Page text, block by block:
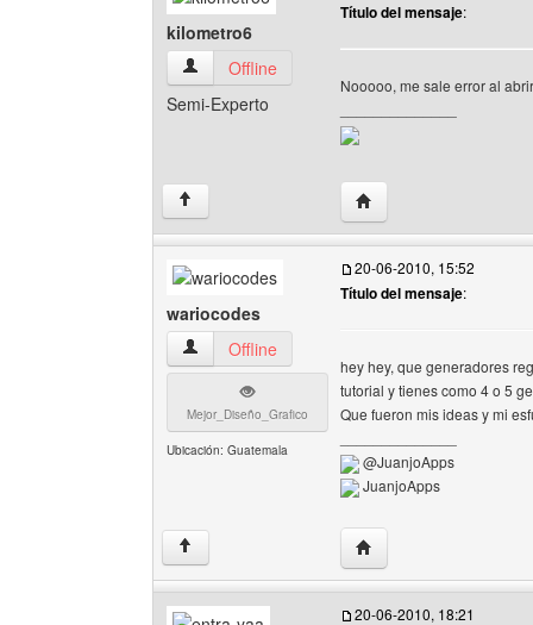
kilometro6
kilometro6 Ver perfil del usuario
Offline
Semi-Experto
Título del mensaje:
Nooooo, me sale error al
↑ Visitar sitio web del
wariocodes
wariocodes Ver perfil del usuario
Offline
Mejor_Diseño_Grafico
Ubicación: Guatemala
20-06-2010, 15:52
Título del mensaje:
hey hey, que generadores
tutorial y tienes como 4 o 5
Que fueron mis ideas y mi
@JuanjoApps
JuanjoApps
↑ Visitar sitio web del
20-06-2010, 18:21